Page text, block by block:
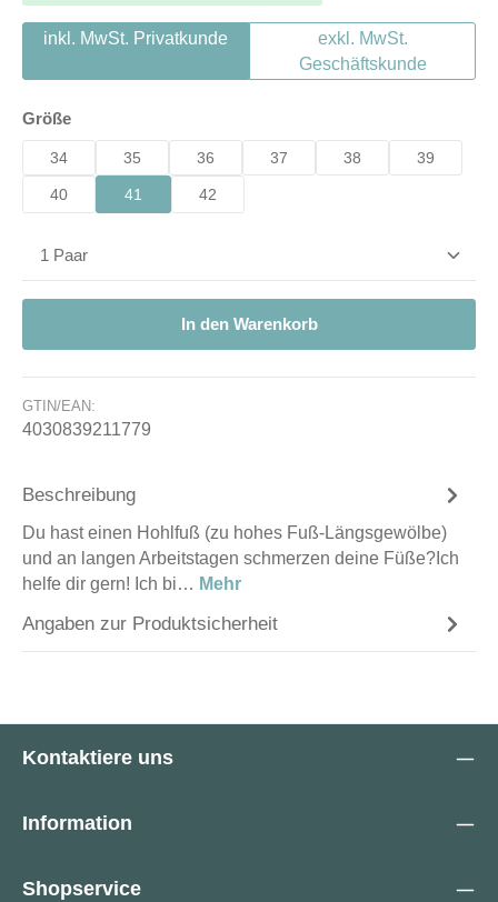
inkl. MwSt. Privatkunde
exkl. MwSt.
Geschäftskunde
Größeauswählen
34 35 36 37 38 39
40 41 42
Produkt Anzahl: Gib den gewünschten Wert ein
In den Warenkorb
GTIN/EAN:
4030839211779
Beschreibung
Du hast einen Hohlfuß (zu hohes Fuß-Längsgewölbe)
und an langen Arbeitstagen schmerzen deine Füße?Ich
helfe dir gern! Ich bi… Mehr
Angaben zur Produktsicherheit
Kontaktiere uns
Information
Shopservice